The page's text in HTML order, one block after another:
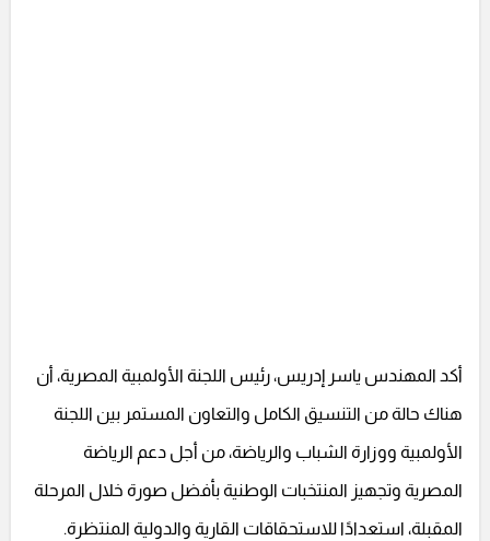
أكد المهندس ياسر إدريس، رئيس اللجنة الأولمبية المصرية، أن
هناك حالة من التنسيق الكامل والتعاون المستمر بين اللجنة
الأولمبية ووزارة الشباب والرياضة، من أجل دعم الرياضة
المصرية وتجهيز المنتخبات الوطنية بأفضل صورة خلال المرحلة
المقبلة، استعدادًا للاستحقاقات القارية والدولية المنتظرة.